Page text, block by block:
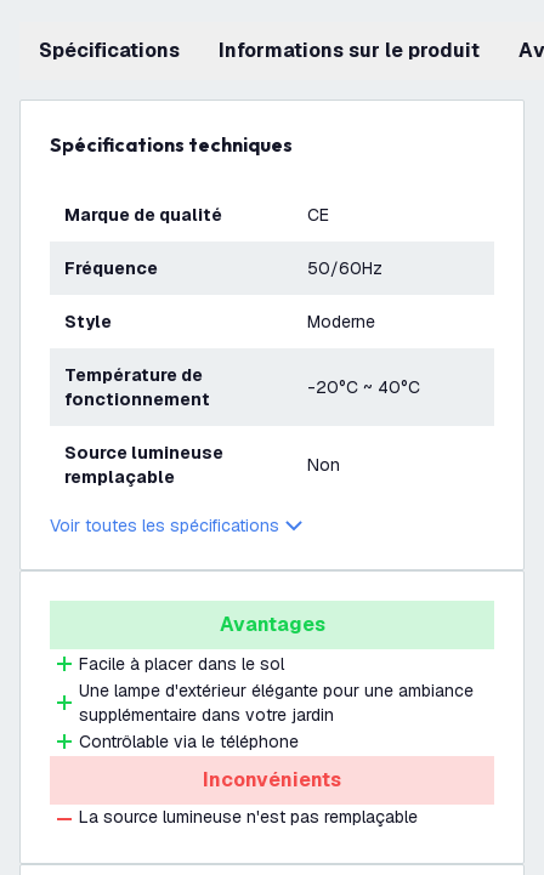
Spécifications Informations sur le produit
Spécifications techniques
Marque de qualité CE
Fréquence 50/60Hz
Style Moderne
Température de
fonctionnement
-20°C ~ 40°C
Source lumineuse
remplaçable
Non
Voir toutes les spécifications
Avantages
Facile à placer dans le sol
Une lampe d'extérieur élégante pour une ambiance
supplémentaire dans votre jardin
Contrôlable via le téléphone
Inconvénients
La source lumineuse n'est pas remplaçable